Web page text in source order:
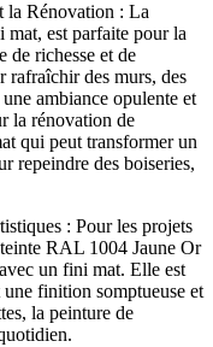
la Rénovation : La
est parfaite pour la
de richesse et de
rafraîchir des murs, des
ambiance opulente et
la rénovation de
qui peut transformer un
repeindre des boiseries,
: Pour les projets
RAL 1004 Jaune Or
un fini mat. Elle est
finition somptueuse et
la peinture de